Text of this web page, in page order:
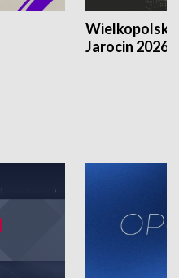
Jarocin 2026